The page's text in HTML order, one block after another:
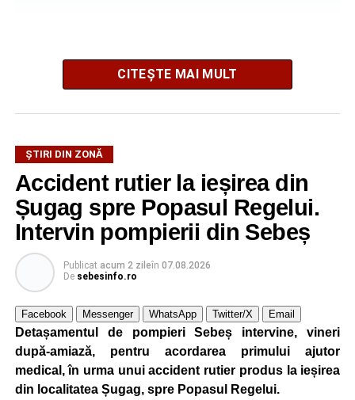
Festivalul este organizat de
Asociația AGORA – Născuți
Liberi, în parteneriat cuPrimăria Comunei Gârbova
Ordinul Cetății Mühlbach , iar accesul publicului va fi
gratuit pe întreaga durată a manifestării.
Cetatea Greavilor și zona centrală a comunei vor fi
vizitatorii vor putea asista la demonstrații de luptă, turniruri
cavalerești, parade medievale, dansuri săsești și ateliere
interactive de meșteșuguri. Programul va fi completat de
concerte, recitaluri susținute de artiști locali și petreceri cu
DJ organizate în fiecare seară.
CITEȘTE MAI MULT
ȘTIRI DIN ZONĂ
Accident rutier la ieșirea din
Șugag spre Popasul Regelui.
Intervin pompierii din Sebeș
Publicat acum 2 zileîn 07.08.2026
De sebesinfo.ro
Facebook Messenger WhatsApp Twitter/X Email
Detașamentul de pompieri Sebeș intervine, vineri
după-amiază, pentru acordarea primului ajutor
medical, în urma unui accident rutier produs la ieșirea
din localitatea Șugag, spre Popasul Regelui.